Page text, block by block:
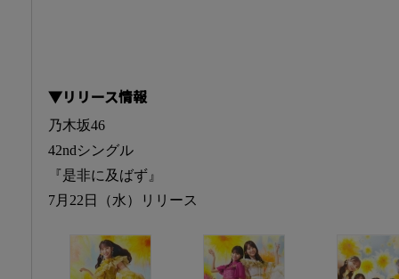
▼リリース情報
乃木坂46
42ndシングル
『是非に及ばず』
7月22日（水）リリース